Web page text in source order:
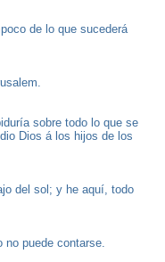
de lo que sucederá
sobre todo lo que se
Dios á los hijos de los
del sol; y he aquí, todo
no puede contarse.